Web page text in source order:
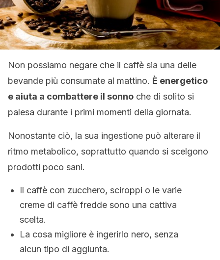
Non possiamo negare che il caffè sia una delle
bevande più consumate al mattino. È energetico
e aiuta a combattere il sonno che di solito si
palesa durante i primi momenti della giornata.
Nonostante ciò, la sua ingestione può alterare il
ritmo metabolico, soprattutto quando si scelgono
prodotti poco sani.
Il caffè con zucchero, sciroppi o le varie
creme di caffè fredde sono una cattiva
scelta.
La cosa migliore è ingerirlo nero, senza
alcun tipo di aggiunta.